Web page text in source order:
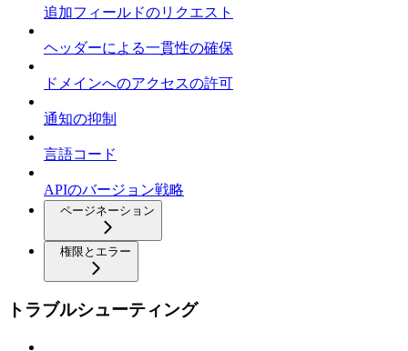
追加フィールドのリクエスト
ヘッダーによる一貫性の確保
ドメインへのアクセスの許可
通知の抑制
言語コード
APIのバージョン戦略
ページネーション
権限とエラー
トラブルシューティング